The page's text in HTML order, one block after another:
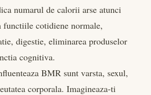
numarul de calorii arse atunci
functiile cotidiene normale,
digestie, eliminarea produselor
cognitiva.
BMR sunt varsta, sexul,
corporala. Imagineaza-ti